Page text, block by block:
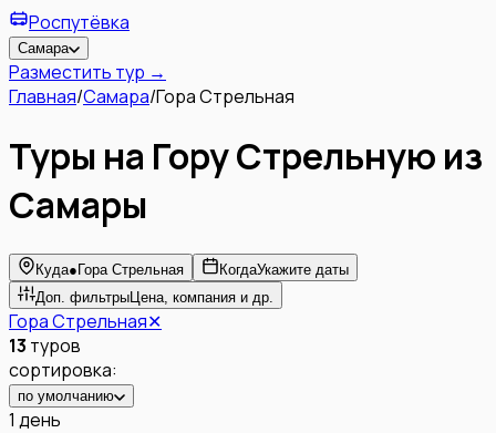
Роспутёвка
Самара
Разместить тур →
Главная/Самара/Гора Стрельная
Туры на Гору Стрельную из
Самары
Куда● Гора Стрельная КогдаУкажите даты
Доп. фильтры Цена, компания и др.
Гора Стрельная✕
13 туров
сортировка:
по умолчанию
1 день